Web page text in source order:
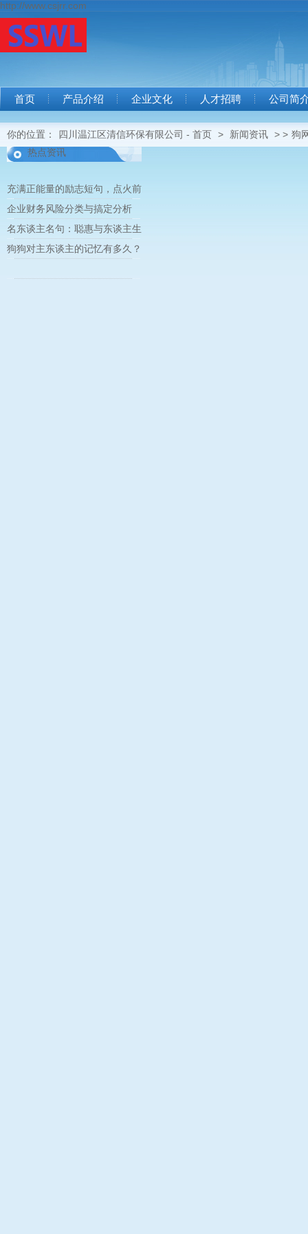
http://www.csjrr.com
首页 产品介绍 企业文化 人才招聘 公司简
你的位置： 四川温江区清信环保有限公司 - 首页 > 新闻资讯 > > 狗
热点资讯
充满正能量的励志短句，点火前
企业财务风险分类与搞定分析
名东谈主名句：聪惠与东谈主生
狗狗对主东谈主的记忆有多久？